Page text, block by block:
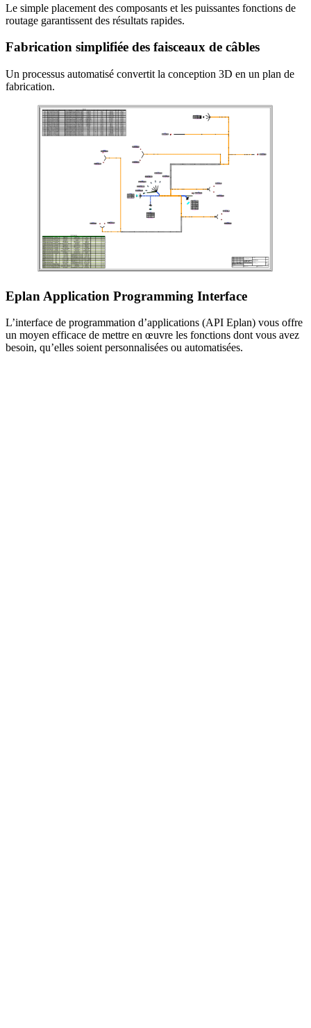
Le simple placement des composants et les puissantes fonctions de
routage garantissent des résultats rapides.
Fabrication simplifiée des faisceaux de câbles
Un processus automatisé convertit la conception 3D en un plan de
fabrication.
Eplan Application Programming Interface
L’interface de programmation d’applications (API Eplan) vous offre
un moyen efficace de mettre en œuvre les fonctions dont vous avez
besoin, qu’elles soient personnalisées ou automatisées.